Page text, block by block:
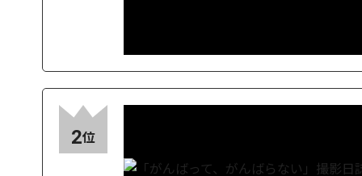
2位